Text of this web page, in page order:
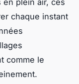
chaque instant
comme le